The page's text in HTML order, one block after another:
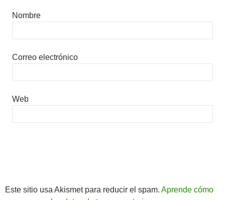
Nombre
Correo electrónico
Web
Este sitio usa Akismet para reducir el spam. Aprende cómo